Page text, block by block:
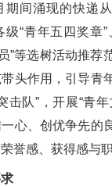
期间涌现的快递
“青年五四奖章”
”等选树活动推荐
头作用，引导青
击队”，开展“青
心、创优争先的
誉感、获得感与